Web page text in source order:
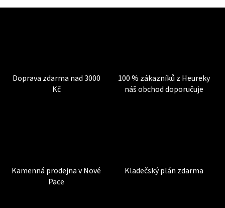
Doprava zdarma nad 3000
Kč
100 % zákazníků z Heureky
náš obchod doporučuje
Kamenná prodejna v Nové
Pace
Kladečský plán zdarma